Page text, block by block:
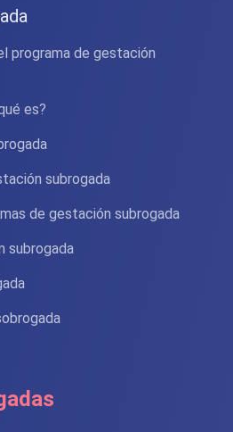
programa de gestación
es?
subrogada
de gestación subrogada
subrogada